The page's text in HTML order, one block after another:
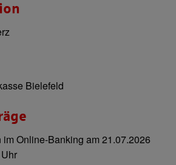
Bielefeld
Online-Banking am 21.07.2026